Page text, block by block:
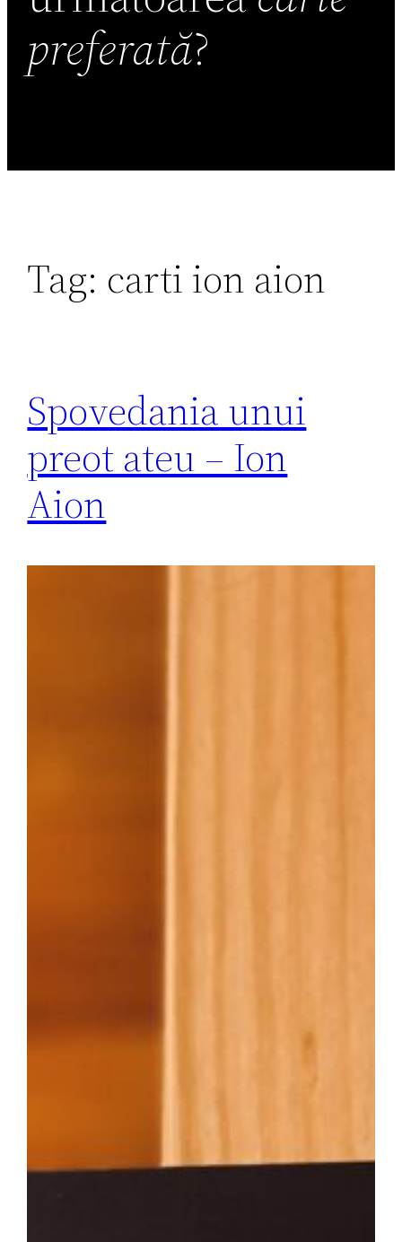
preferată?
Tag: carti ion aion
Spovedania unui
preot ateu – Ion
Aion